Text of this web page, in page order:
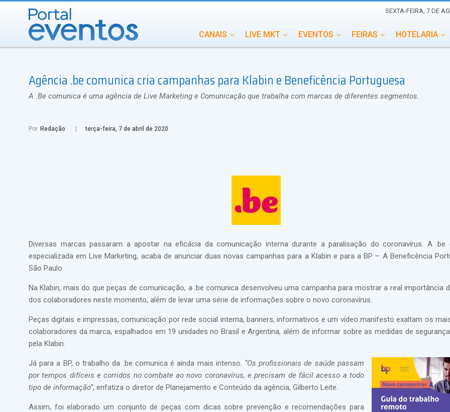
SEXTA-FEIRA, 7 DE
CANAIS LIVE MKT EVENTOS FEIRAS HOTELARIA
INCENTIVOS INTERNACIONAL MEMORIAL DE EVENTOS
Agência .be comunica cria campanhas para Klabin e Beneficência Portuguesa
A .Be comunica é uma agência de Live Marketing e Comunicação que trabalha com marcas de diferentes segmentos.
Por Redação terça-feira, 7 de abril de 2020
Diversas marcas passaram a apostar na eficácia da comunicação interna durante a paralisação do coronavírus. A .be
especializada em Live Marketing, acaba de anunciar duas novas campanhas para a Klabin e para a BP – A Beneficência
São Paulo.
Na Klabin, mais do que peças de comunicação, a .be comunica desenvolveu uma campanha para mostrar a real importância
dos colaboradores neste momento, além de levar uma série de informações sobre o novo coronavírus.
Peças digitais e impressas, comunicação por rede social interna, banners, informativos e um vídeo manifesto exaltam os
colaboradores da marca, espalhados em 19 unidades no Brasil e Argentina, além de informar sobre as medidas de
pela Klabin.
Já para a BP, o trabalho da .be comunica é ainda mais intenso. “Os profissionais de saúde passam
por tempos difíceis e corridos no combate ao novo coronavírus, e precisam de fácil acesso a todo
tipo de informação”, enfatiza o diretor de Planejamento e Conteúdo da agência, Gilberto Leite.
Assim, foi elaborado um conjunto de peças com dicas sobre prevenção e recomendações para